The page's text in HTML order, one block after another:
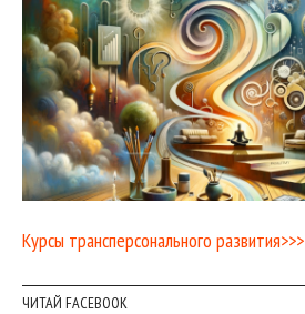
Курсы трансперсонального развития>>>
ЧИТАЙ FACEBOOK